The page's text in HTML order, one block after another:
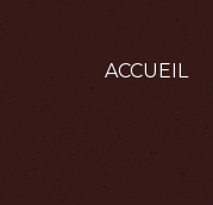
ACCUEIL